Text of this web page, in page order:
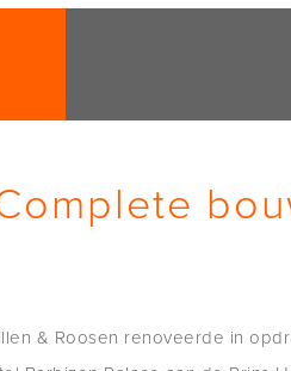
& Roosen renoveerde in
van (bouw)materialen,